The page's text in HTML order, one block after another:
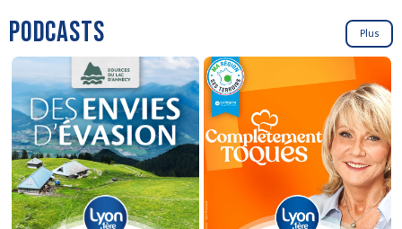
PODCASTS Plus